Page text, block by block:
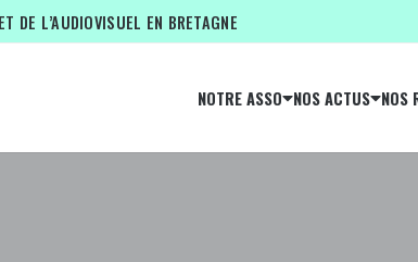
DE L’AUDIOVISUEL EN BRETAGNE
NOTRE ASSO NOS ACTUS NOS